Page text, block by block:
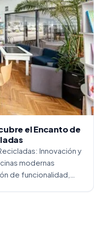
el Encanto de
Innovación y
modernas
de funcionalidad,